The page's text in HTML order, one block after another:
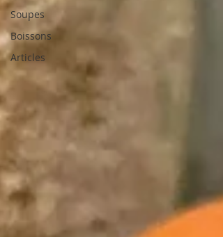
Soupes
Boissons
Articles